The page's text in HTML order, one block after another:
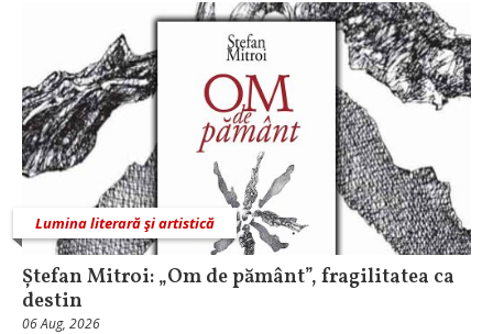
Lumina literară şi artistică
Ștefan Mitroi: „Om de pământ”, fragilitatea ca
destin
06 Aug, 2026